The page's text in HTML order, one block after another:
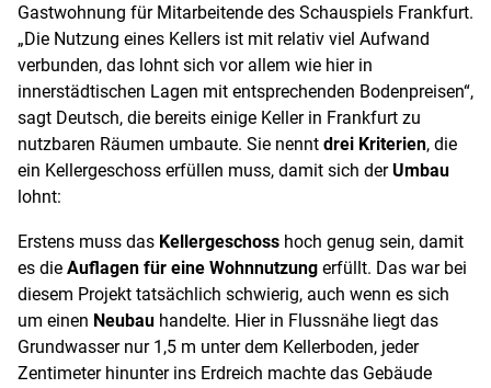
Gastwohnung für Mitarbeitende des Schauspiels Frankfurt.
„Die Nutzung eines Kellers ist mit relativ viel Aufwand
verbunden, das lohnt sich vor allem wie hier in
innerstädtischen Lagen mit entsprechenden Bodenpreisen“,
sagt Deutsch, die bereits einige Keller in Frankfurt zu
nutzbaren Räumen umbaute. Sie nennt drei Kriterien, die
ein Kellergeschoss erfüllen muss, damit sich derUmbau
lohnt:
Erstens muss das Kellergeschoss hoch genug sein, damit
es die Auflagen für eine Wohnnutzung erfüllt. Das war bei
diesem Projekt tatsächlich schwierig, auch wenn es sich
um einen Neubau handelte. Hier in Flussnähe liegt das
Grundwasser nur 1,5 m unter dem Kellerboden, jeder
Zentimeter hinunter ins Erdreich machte das Gebäude